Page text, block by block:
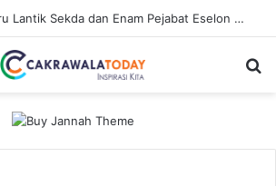
Wako Pekanbaru Lantik Sekda dan Enam Pejabat Eselon Lainnya